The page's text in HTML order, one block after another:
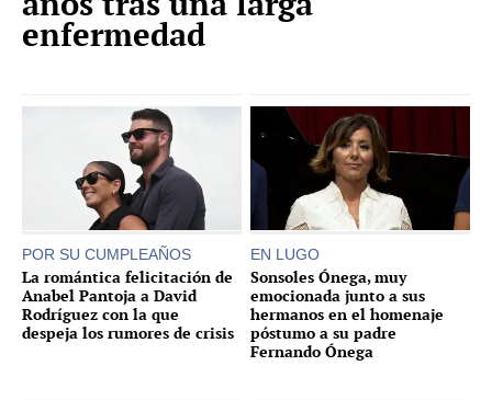
enfermedad
POR SU CUMPLEAÑOS
La romántica felicitación de
Anabel Pantoja a David
Rodríguez con la que
despeja los rumores de crisis
EN LUGO
Sonsoles Ónega, muy
emocionada junto a sus
hermanos en el homenaje
póstumo a su padre
Fernando Ónega